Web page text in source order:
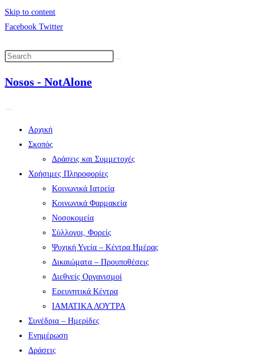
Skip to content
Facebook Twitter
Nosos - NotAlone
Αρχική
Σκοπός
Δράσεις και Συμμετοχές
Χρήσιμες Πληροφορίες
Κοινωνικά Ιατρεία
Κοινωνικά Φαρμακεία
Νοσοκομεία
Σύλλογοι, Φορείς
Ψυχική Υγεία – Κέντρα Ημέρας
Δικαιώματα – Προυποθέσεις
Διεθνείς Οργανισμοί
Ερευνητικά Κέντρα
ΙΑΜΑΤΙΚΑ ΛΟΥΤΡΑ
Συνέδρια – Ημερίδες
Ενημέρωση
Δράσεις